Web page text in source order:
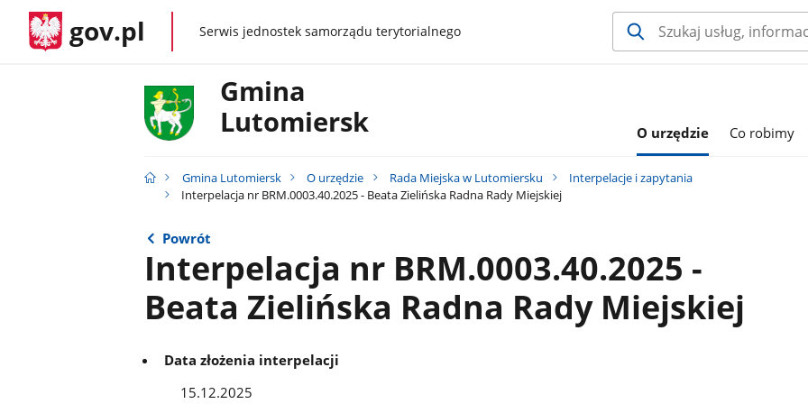
gov.pl gov.plSerwis jednostek samorządu terytorialnego
Gmina
Lutomiersk
O urzędzie Co robimy
Gmina Lutomiersk O urzędzie Rada Miejska w Lutomiersku
Interpelacje i zapytania
Interpelacja nr BRM.0003.40.2025 - Beata Zielińska Radna Rady Miejskiej
Powrót
Interpelacja nr BRM.0003.40.2025 -
Beata Zielińska Radna Rady Miejskiej
Data złożenia interpelacji
15.12.2025